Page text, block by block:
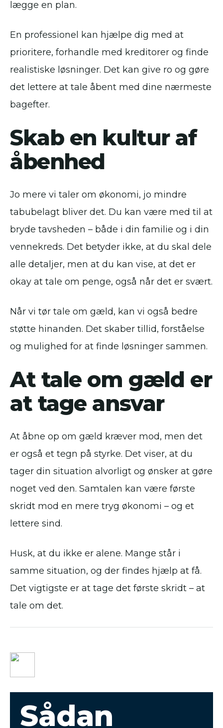
lægge en plan.
En professionel kan hjælpe dig med at
prioritere, forhandle med kreditorer og finde
realistiske løsninger. Det kan give ro og gøre
det lettere at tale åbent med dine nærmeste
bagefter.
Skab en kultur af
åbenhed
Jo mere vi taler om økonomi, jo mindre
tabubelagt bliver det. Du kan være med til at
bryde tavsheden – både i din familie og i din
vennekreds. Det betyder ikke, at du skal dele
alle detaljer, men at du kan vise, at det er
okay at tale om penge, også når det er svært.
Når vi tør tale om gæld, kan vi også bedre
støtte hinanden. Det skaber tillid, forståelse
og mulighed for at finde løsninger sammen.
At tale om gæld er
at tage ansvar
At åbne op om gæld kræver mod, men det
er også et tegn på styrke. Det viser, at du
tager din situation alvorligt og ønsker at gøre
noget ved den. Samtalen kan være første
skridt mod en mere tryg økonomi – og et
lettere sind.
Husk, at du ikke er alene. Mange står i
samme situation, og der findes hjælp at få.
Det vigtigste er at tage det første skridt – at
tale om det.
Sådan